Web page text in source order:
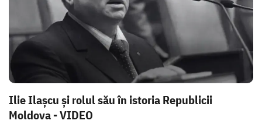
Ilie Ilașcu și rolul său în istoria Republicii
Moldova - VIDEO